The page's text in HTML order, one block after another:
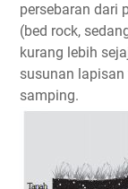
persebaran dari
(bed rock,
kurang lebih
susunan
samping.